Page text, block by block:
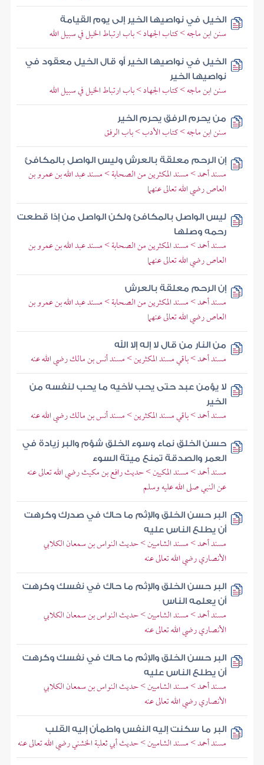
الخيل في نواصيها الخير إلى يوم القيامة
سنن ابن ماجه > كتاب الجهاد > باب ارتباط الخيل في سبيل الله
الخيل في نواصيها الخير أو قال الخيل معقود في
نواصيها الخير
سنن ابن ماجه > كتاب الجهاد > باب ارتباط الخيل في سبيل الله
من يحرم الرفق يحرم الخير
سنن ابن ماجه > كتاب الأدب > باب الرفق
إن الرحم معلقة بالعرش وليس الواصل بالمكافئ
مسند أحمد > مسند المكثرين من الصحابة > مسند عبد الله بن عمرو بن
العاص رضي الله تعالى عنهما
ليس الواصل بالمكافئ ولكن الواصل من إذا قطعت
رحمه وصلها
مسند أحمد > مسند المكثرين من الصحابة > مسند عبد الله بن عمرو بن
العاص رضي الله تعالى عنهما
إن الرحم معلقة بالعرش
مسند أحمد > مسند المكثرين من الصحابة > مسند عبد الله بن عمرو بن
العاص رضي الله تعالى عنهما
من النار من قال لا إله إلا الله
مسند أحمد > باقي مسند المكثرين > مسند أنس بن مالك رضي الله عنه
لا يؤمن عبد حتى يحب لأخيه ما يحب لنفسه من
الخير
مسند أحمد > باقي مسند المكثرين > مسند أنس بن مالك رضي الله عنه
حسن الخلق نماء وسوء الخلق شؤم والبر زيادة في
العمر والصدقة تمنع ميتة السوء
مسند أحمد > مسند المكيين > حديث رافع بن مكيث رضي الله تعالى عنه
عن النبي صلى الله عليه وسلم
البر حسن الخلق والإثم ما حاك في صدرك وكرهت
أن يطلع الناس عليه
مسند أحمد > مسند الشاميين > حديث النواس بن سمعان الكلابي
الأنصاري رضي الله تعالى عنه
البر حسن الخلق والإثم ما حاك في نفسك وكرهت
أن يعلمه الناس
مسند أحمد > مسند الشاميين > حديث النواس بن سمعان الكلابي
الأنصاري رضي الله تعالى عنه
البر حسن الخلق والإثم ما حاك في نفسك وكرهت
أن يطلع الناس عليه
مسند أحمد > مسند الشاميين > حديث النواس بن سمعان الكلابي
الأنصاري رضي الله تعالى عنه
البر ما سكنت إليه النفس واطمأن إليه القلب
مسند أحمد > مسند الشاميين > حديث أبي ثعلبة الخشني رضي الله تعالى عنه